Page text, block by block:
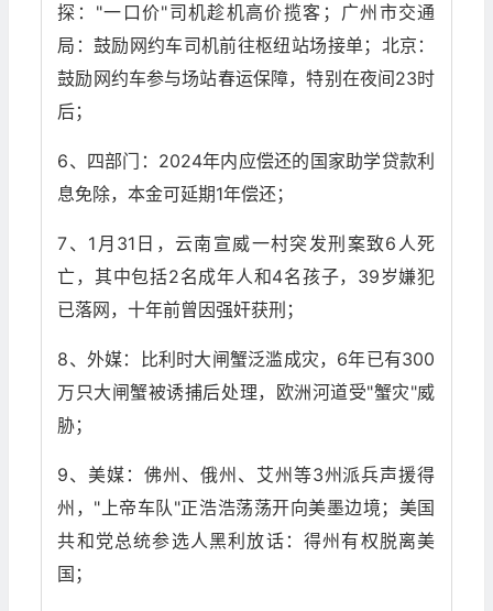
探："一口价"司机趁机高价揽客；广州市交通
局：鼓励网约车司机前往枢纽站场接单；北京：
鼓励网约车参与场站春运保障，特别在夜间23时
后；
6、四部门：2024年内应偿还的国家助学贷款利
息免除，本金可延期1年偿还；
7、1月31日，云南宣威一村突发刑案致6人死
亡，其中包括2名成年人和4名孩子，39岁嫌犯
已落网，十年前曾因强奸获刑；
8、外媒：比利时大闸蟹泛滥成灾，6年已有300
万只大闸蟹被诱捕后处理，欧洲河道受"蟹灾"威
胁；
9、美媒：佛州、俄州、艾州等3州派兵声援得
州，"上帝车队"正浩浩荡荡开向美墨边境；美国
共和党总统参选人黑利放话：得州有权脱离美
国；